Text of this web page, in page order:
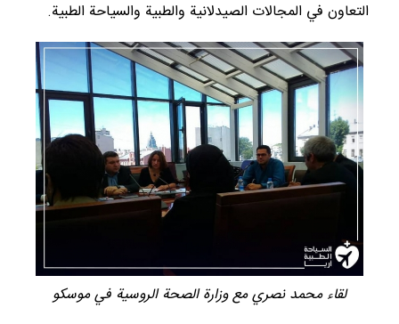
التعاون في المجالات الصيدلانية والطبية والسياحة الطبية.
لقاء محمد نصري مع وزارة الصحة الروسية في موسكو